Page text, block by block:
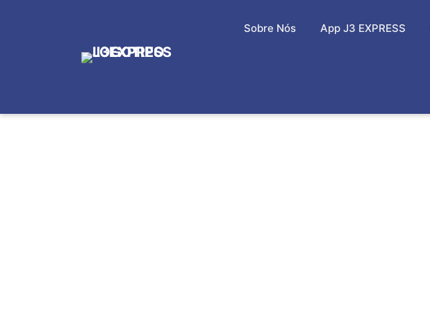
Sobre Nós App J3 EXPRESS